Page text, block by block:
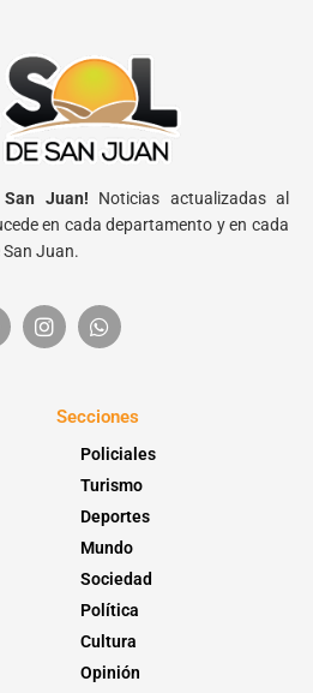
Juan! Noticias actualizadas al
en cada departamento y en cada
Juan.
Secciones
Policiales
Turismo
Deportes
Mundo
Sociedad
Política
Cultura
Opinión